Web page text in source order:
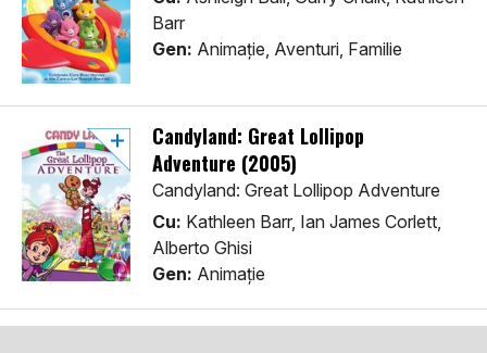
Barr
Gen: Animaţie, Aventuri, Familie
Candyland: Great Lollipop
Adventure (2005)
Candyland: Great Lollipop Adventure
Cu: Kathleen Barr, Ian James Corlett,
Alberto Ghisi
Gen: Animaţie